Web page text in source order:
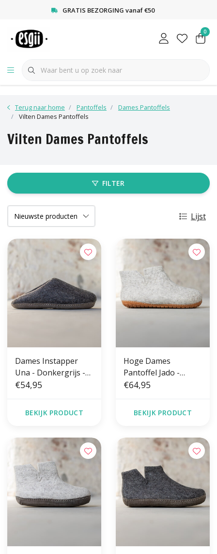
GRATIS BEZORGING vanaf €50
0
Terug naar home Pantoffels
Dames Pantoffels
Vilten Dames Pantoffels
Vilten Dames Pantoffels
FILTER
Lijst
Dames Instapper
Una - Donkergrijs -
Maat 36 t/m 41 -
€54,95
BEKIJK PRODUCT
Hoge Dames
Pantoffel Jado -
Lichtgrijs - Maat 36
€64,95
BEKIJK PRODUCT